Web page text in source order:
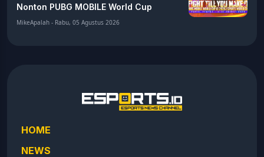
Nonton PUBG MOBILE World Cup
MikeApalah - Rabu, 05 Agustus 2026
HOME
NEWS